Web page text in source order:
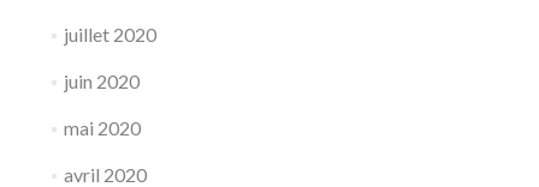
juillet 2020
juin 2020
mai 2020
avril 2020